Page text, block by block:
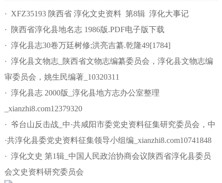
· XFZ35193 陕西省 淳化文史资料 第8辑 淳化大事记
· 陕西省淳化县地名志 1986版.PDF电子版下载
· 淳化县志30卷万廷树修;洪亮吉纂.乾隆49[1784]
· 淳化县文物志_陕西省文物志编纂委员会，淳化县文物志编
审委员会，姚生民编著_10320311
· 淳化县志 2000版_淳化县地方志办公室整理
_xianzhi8.com12379320
· 爷台山反击战_中·共咸阳市委党史资料征集研究委员会，中
·共淳化县委党史资料征集领导小组编_xianzhi8.com10741848
· 淳化文史 第1辑_中国人民政治协商会议陕西省淳化县委员
会文史资料研究委员会